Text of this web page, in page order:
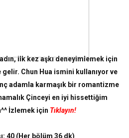
ilk kez aşkı deneyimlemek için
Chun Hua ismini kullanıyor ve
adamla karmaşık bir romantizme
Çinceyi en iyi hissettiğim
İzlemek için Tıklayın!
40 (Her bölüm 36 dk)